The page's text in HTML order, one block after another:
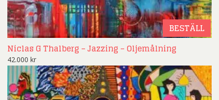
BESTÄLL
Niclas G Thalberg – Jazzing – Oljemålning
42.000 kr